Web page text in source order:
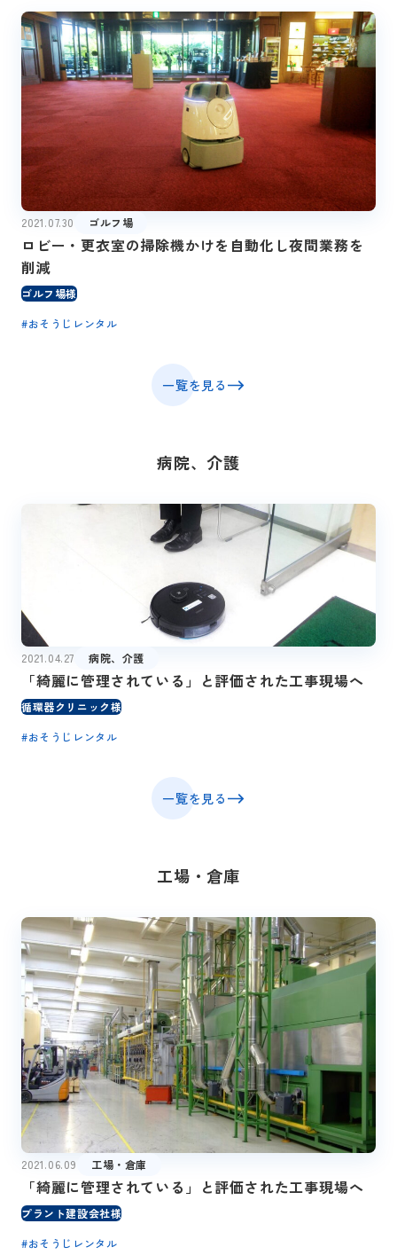
2021.07.30 ゴルフ場
ロビー・更衣室の掃除機かけを自動化し夜間業務を
削減
ゴルフ場様
#おそうじレンタル
一覧を見る
病院、介護
2021.04.27 病院、介護
「綺麗に管理されている」と評価された工事現場へ
循環器クリニック様
#おそうじレンタル
一覧を見る
工場・倉庫
2021.06.09 工場・倉庫
「綺麗に管理されている」と評価された工事現場へ
プラント建設会社様
#おそうじレンタル